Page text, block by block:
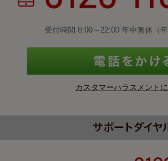
受付時間 8:00～22:00 年中無休（年
カスタマーハラスメント